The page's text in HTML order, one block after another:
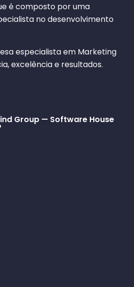
é composto por uma
no desenvolvimento
especialista em Marketing
excelência e resultados.
Group — Software House